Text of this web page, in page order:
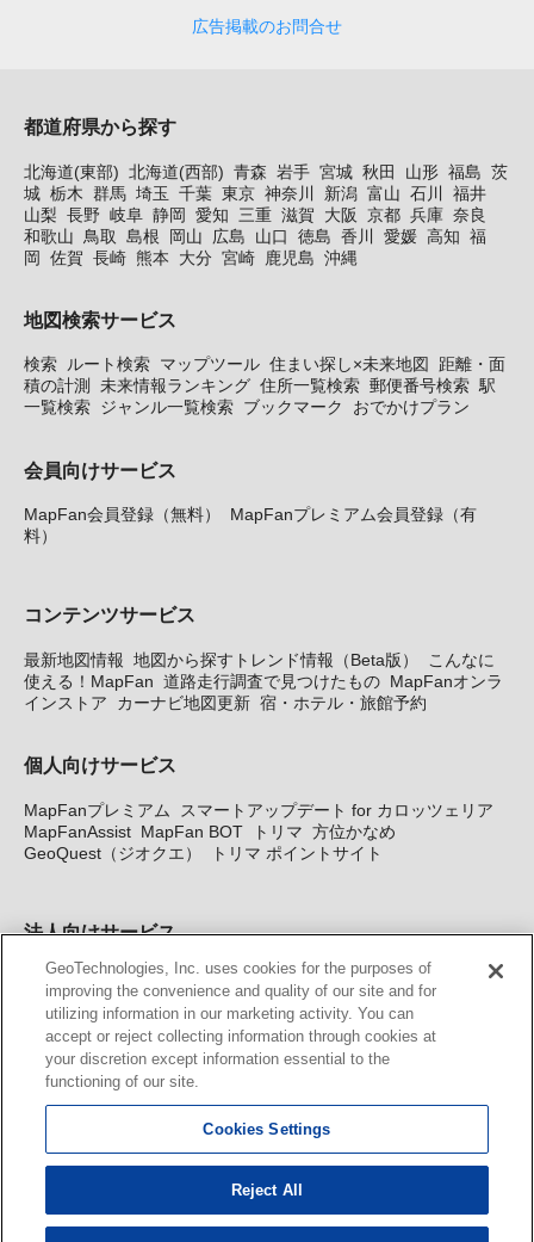
広告掲載のお問合せ
都道府県から探す
北海道(東部) 北海道(西部) 青森 岩手 宮城 秋田 山形 福島 茨
城 栃木 群馬 埼玉 千葉 東京 神奈川 新潟 富山 石川
福井
山梨 長野 岐阜 静岡 愛知 三重 滋賀 大阪 京都 兵庫 奈良
和歌山
鳥取 島根 岡山 広島 山口 徳島 香川 愛媛 高知 福
岡 佐賀 長崎 熊本 大分 宮崎 鹿児島 沖縄
地図検索サービス
検索 ルート検索 マップツール 住まい探し×未来地図
距離・面
積の計測
未来情報ランキング 住所一覧検索 郵便番号検索 駅
一覧検索 ジャンル一覧検索 ブックマーク おでかけプラン
会員向けサービス
MapFan会員登録（無料）
MapFanプレミアム会員登録（有
料）
コンテンツサービス
最新地図情報 地図から探すトレンド情報（Beta版）
こんなに
使える！MapFan 道路走行調査で見つけたもの MapFanオンラ
インストア
カーナビ地図更新 宿・ホテル・旅館予約
個人向けサービス
MapFanプレミアム
スマートアップデート for カロッツェリア
MapFanAssist MapFan BOT トリマ 方位かなめ
GeoQuest（ジオクエ）
トリマ ポイントサイト
法人向けサービス
法人向け地図・位置情報サービス WEBサイト・システム向け地
図API Windows PC向け地図開発キット MapFan DB 住所確認
サービス
MAP WORLD+ トリマ広告 Geo-Research
カーナビ地図更新サービス
MapFan スマートメンバーズ
KENWOOD MapFan Club
GeoTechnologies, Inc. uses cookies for the purposes of
improving the convenience and quality of our site and for
utilizing information in our marketing activity. You can
accept or reject collecting information through cookies at
your discretion except information essential to the
functioning of our site.
Cookies Settings
Reject All